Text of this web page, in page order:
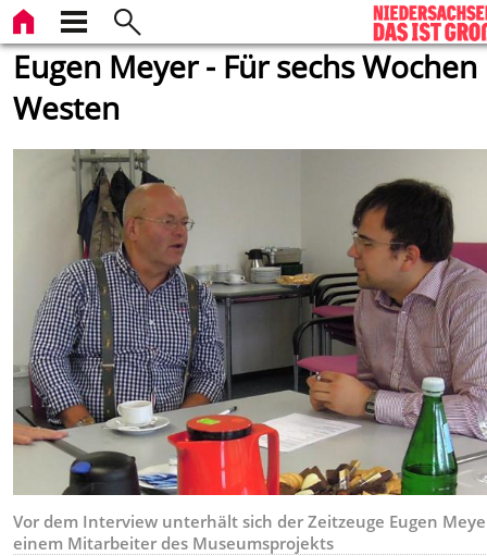
Eugen Meyer - Für sechs
Westen
Vor dem Interview unterhält sich der Zeitzeuge Eugen
einem Mitarbeiter des Museumsprojekts